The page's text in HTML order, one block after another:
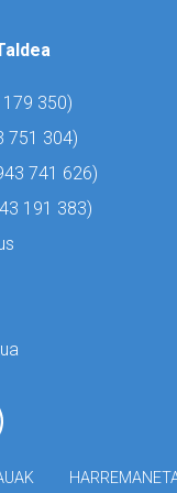
350)
751 304)
741 626)
191 383)